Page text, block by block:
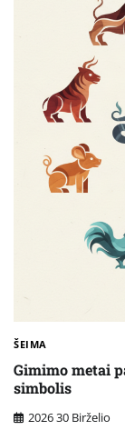
ŠEIMA
Gimimo metai
simbolis
2026 30 Birželio